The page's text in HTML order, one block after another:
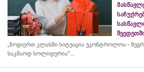
„ზოგიერთ კლასში სიტუაცია უკონტროლოა -
საკმაოდ სოლიდურია“...